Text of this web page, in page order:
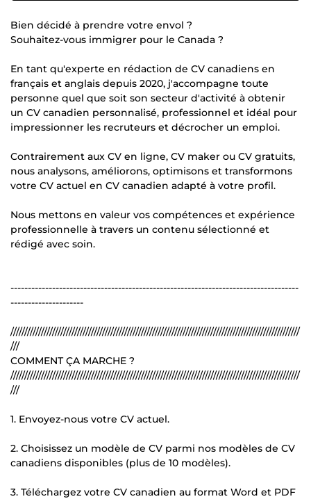
Bien décidé à prendre votre envol ?
Souhaitez-vous immigrer pour le Canada ?
En tant qu'experte en rédaction de CV canadiens en
français et anglais depuis 2020, j'accompagne toute
personne quel que soit son secteur d'activité à obtenir
un CV canadien personnalisé, professionnel et idéal pour
impressionner les recruteurs et décrocher un emploi.
Contrairement aux CV en ligne, CV maker ou CV gratuits,
nous analysons, améliorons, optimisons et transformons
votre CV actuel en CV canadien adapté à votre profil.
Nous mettons en valeur vos compétences et expérience
professionnelle à travers un contenu sélectionné et
rédigé avec soin.
-----------------------------------------------------------------------------------
---------------------
////////////////////////////////////////////////////////////////////////////////////////////////////////
///
COMMENT ÇA MARCHE ?
////////////////////////////////////////////////////////////////////////////////////////////////////////
///
1. Envoyez-nous votre CV actuel.
2. Choisissez un modèle de CV parmi nos modèles de CV
canadiens disponibles (plus de 10 modèles).
3. Téléchargez votre CV canadien au format Word et PDF